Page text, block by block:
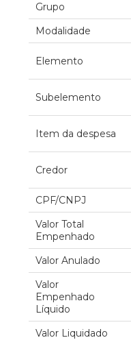
Grupo
Modalidade
Elemento
Subelemento
Item da despesa
Credor
CPF/CNPJ
Valor Total
Empenhado
Valor Anulado
Valor
Empenhado
Líquido
Valor Liquidado